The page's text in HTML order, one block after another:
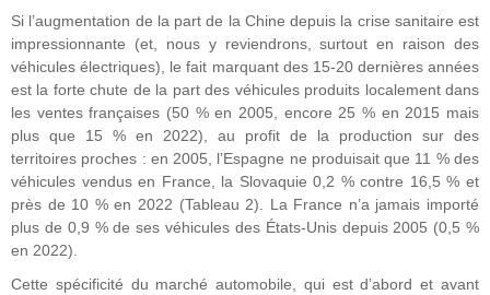
Si l’augmentation de la part de la Chine depuis la crise sanitaire est
impressionnante (et, nous y reviendrons, surtout en raison des
véhicules électriques), le fait marquant des 15-20 dernières années
est la forte chute de la part des véhicules produits localement dans
les ventes françaises (50 % en 2005, encore 25 % en 2015 mais
plus que 15 % en 2022), au profit de la production sur des
territoires proches : en 2005, l’Espagne ne produisait que 11 % des
véhicules vendus en France, la Slovaquie 0,2 % contre 16,5 % et
près de 10 % en 2022 (Tableau 2). La France n’a jamais importé
plus de 0,9 % de ses véhicules des États-Unis depuis 2005 (0,5 %
en 2022).
Cette spécificité du marché automobile, qui est d’abord et avant